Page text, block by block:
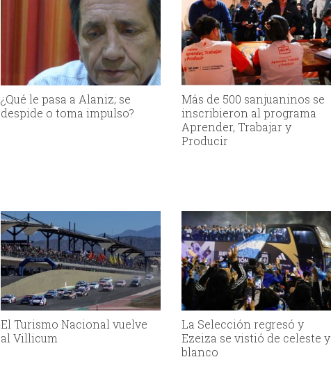
¿Qué le pasa a Alaniz; se
despide o toma impulso?
Más de 500 sanjuaninos se
inscribieron al programa
Aprender, Trabajar y
Producir
El Turismo Nacional vuelve
al Villicum
La Selección regresó y
Ezeiza se vistió de celeste y
blanco